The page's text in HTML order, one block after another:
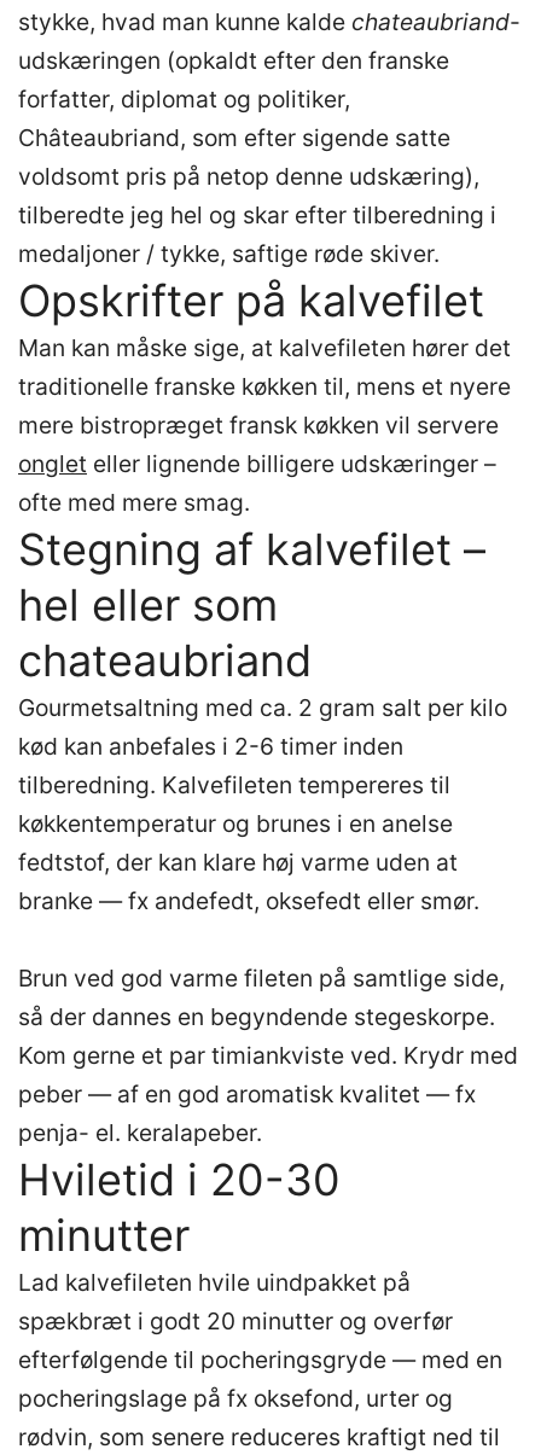
stykke, hvad man kunne kalde chateaubriand-
udskæringen (opkaldt efter den franske
forfatter, diplomat og politiker,
Châteaubriand, som efter sigende satte
voldsomt pris på netop denne udskæring),
tilberedte jeg hel og skar efter tilberedning i
medaljoner / tykke, saftige røde skiver.
Opskrifter på kalvefilet
Man kan måske sige, at kalvefileten hører det
traditionelle franske køkken til, mens et nyere
mere bistropræget fransk køkken vil servere
onglet eller lignende billigere udskæringer –
ofte med mere smag.
Stegning af kalvefilet –
hel eller som
chateaubriand
Gourmetsaltning med ca. 2 gram salt per kilo
kød kan anbefales i 2-6 timer inden
tilberedning. Kalvefileten tempereres til
køkkentemperatur og brunes i en anelse
fedtstof, der kan klare høj varme uden at
branke — fx andefedt, oksefedt eller smør.
Brun ved god varme fileten på samtlige side,
så der dannes en begyndende stegeskorpe.
Kom gerne et par timiankviste ved. Krydr med
peber — af en god aromatisk kvalitet — fx
penja- el. keralapeber.
Hviletid i 20-30
minutter
Lad kalvefileten hvile uindpakket på
spækbræt i godt 20 minutter og overfør
efterfølgende til pocheringsgryde — med en
pocheringslage på fx oksefond, urter og
rødvin, som senere reduceres kraftigt ned til